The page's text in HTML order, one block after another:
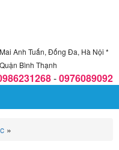
Anh Tuấn, Đống Đa, Hà Nội *
Bình Thạnh
-0976089092
»